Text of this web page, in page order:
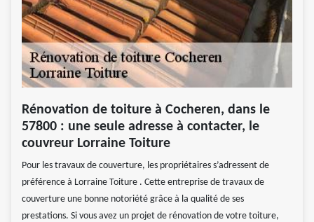
Rénovation de toiture à Cocheren, dans le
57800 : une seule adresse à contacter, le
couvreur Lorraine Toiture
Pour les travaux de couverture, les propriétaires s’adressent de
préférence à Lorraine Toiture . Cette entreprise de travaux de
couverture une bonne notoriété grâce à la qualité de ses
prestations. Si vous avez un projet de rénovation de votre toiture,